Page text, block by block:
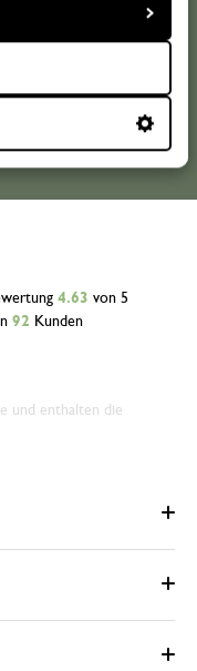
4.63 von 5
92 Kunden
und enthalten die